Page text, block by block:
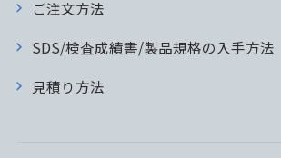
ご注文方法
SDS/検査成績書/製品規格の入手方法
見積り方法